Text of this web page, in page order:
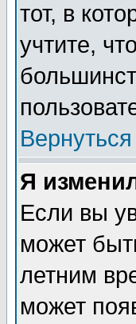
тот, в
учтите,
Я
Если вы
может
летним
может